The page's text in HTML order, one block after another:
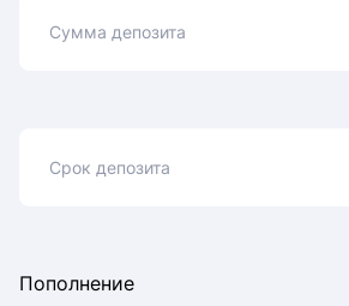
Сумма депозита
Срок депозита
Пополнение